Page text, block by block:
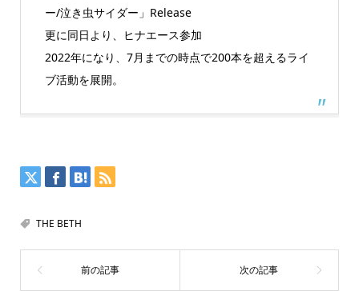
ー/泣き虫サイダー」Release
更に同日より、ヒナエース参加
2022年になり、7月までの時点で200本を超えるライ
ブ活動を展開。
THE BETH